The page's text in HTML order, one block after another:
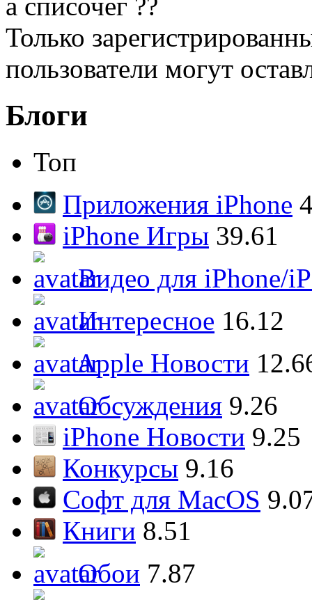
а списочег ??
Только
пользователи могут
Блоги
Топ
Приложения iPhone
iPhone Игры 39.61
Видео для iPhone/
Интересное 16.12
Apple Новости
Обсуждения 9.26
iPhone Новости 9.25
Конкурсы 9.16
Софт для MacOS
Книги 8.51
Обои 7.87